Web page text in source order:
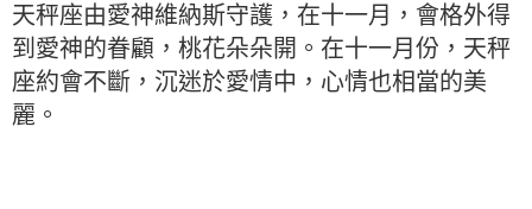
天秤座由愛神維納斯守護，在十一月，會格外得
到愛神的眷顧，桃花朵朵開。在十一月份，天秤
座約會不斷，沉迷於愛情中，心情也相當的美
麗。